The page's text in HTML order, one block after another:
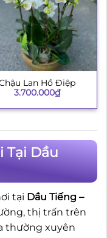
Lan Hồ Điệp
3.700.000₫
Tại Dầu
tại Dầu Tiếng –
thị trấn trên
thường xuyên